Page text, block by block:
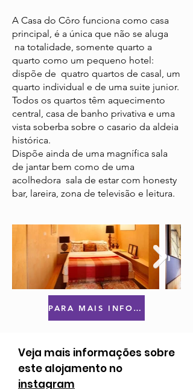
A Casa do Côro funciona como casa
principal, é a única que não se aluga
na totalidade, somente quarto a
quarto como um pequeno hotel:
dispõe de quatro quartos de casal, um
quarto individual e de uma suite junior.
Todos os quartos têm aquecimento
central, casa de banho privativa e uma
vista soberba sobre o casario da aldeia
histórica.
Dispõe ainda de uma magnífica sala
de jantar bem como de uma
acolhedora sala de estar com honesty
bar, lareira, zona de televisão e leitura.
PARA MAIS INFORMAÇÕES OU RESERVAS CLIQUE AQUI
Veja mais informações sobre
este alojamento no
instagram